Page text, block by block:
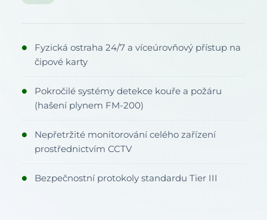
●
Fyzická ostraha 24/7 a víceúrovňový přístup na
čipové karty
●
Pokročilé systémy detekce kouře a požáru
(hašení plynem FM-200)
●
Nepřetržité monitorování celého zařízení
prostřednictvím CCTV
● Bezpečnostní protokoly standardu Tier III